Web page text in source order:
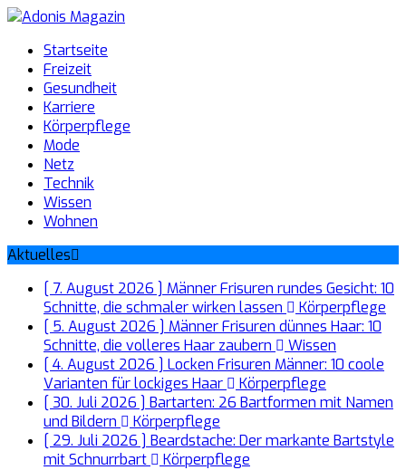
Startseite
Freizeit
Gesundheit
Karriere
Körperpflege
Mode
Netz
Technik
Wissen
Wohnen
Aktuelles
[ 7. August 2026 ] Männer Frisuren rundes Gesicht: 10
Schnitte, die schmaler wirken lassen
Körperpflege
[ 5. August 2026 ] Männer Frisuren dünnes Haar: 10
Schnitte, die volleres Haar zaubern
Wissen
[ 4. August 2026 ] Locken Frisuren Männer: 10 coole
Varianten für lockiges Haar
Körperpflege
[ 30. Juli 2026 ] Bartarten: 26 Bartformen mit Namen
und Bildern
Körperpflege
[ 29. Juli 2026 ] Beardstache: Der markante Bartstyle
mit Schnurrbart
Körperpflege